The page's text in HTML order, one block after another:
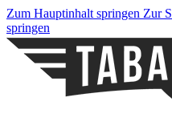
Zum Hauptinhalt springen Zur
springen